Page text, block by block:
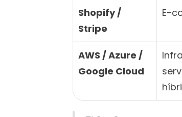
Shopify /
Stripe
E-
AWS / Azure /
Google Cloud